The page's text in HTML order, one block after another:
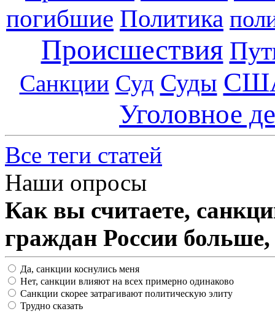
погибшие Политика
Происшествия
Санкции Суд Суды
Уголовное
Все теги статей
Наши опросы
Как вы считаете,
граждан России
Да, санкции коснулись меня
Нет, санкции влияют на всех примерно одинаково
Санкции скорее затрагивают политическую элиту
Трудно сказать